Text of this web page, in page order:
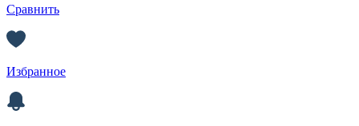
Сравнить
Избранное